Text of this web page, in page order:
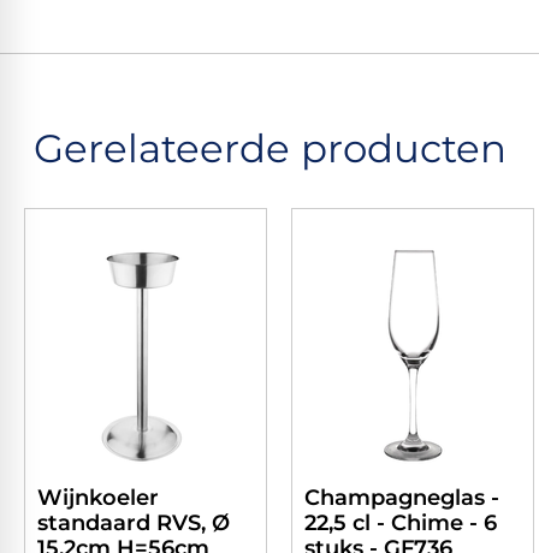
Gerelateerde producten
Wijnkoeler
standaard RVS, Ø
Champagneglas -
22,5 cl - Chime - 6